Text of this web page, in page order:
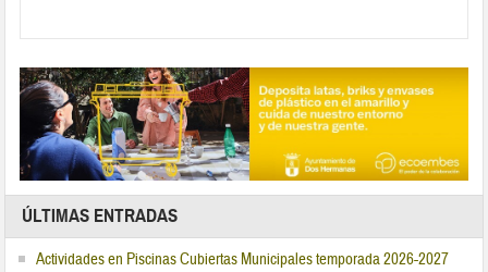
ÚLTIMAS ENTRADAS
Actividades en Piscinas Cubiertas Municipales temporada 2026-2027